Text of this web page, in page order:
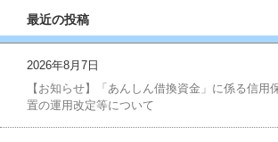
最近の投稿
2026年8月7日
【お知らせ】「あんしん借換資金」に係る信用
置の運用改定等について